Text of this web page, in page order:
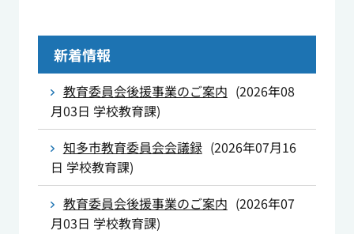
新着情報
教育委員会後援事業のご案内 (2026年08
月03日 学校教育課)
知多市教育委員会会議録 (2026年07月16
日 学校教育課)
教育委員会後援事業のご案内 (2026年07
月03日 学校教育課)